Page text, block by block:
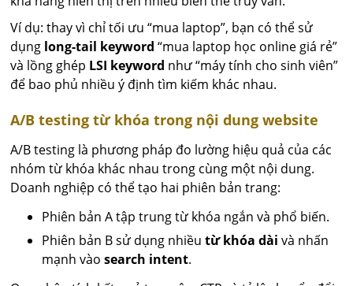
Ví dụ: thay vì chỉ tối ưu “mua laptop”, bạn có thể sử
dụng long-tail keyword “mua laptop học online giá rẻ”
và lồng ghép LSI keyword như “máy tính cho sinh viên”
để bao phủ nhiều ý định tìm kiếm khác nhau.
A/B testing từ khóa trong nội dung website
A/B testing là phương pháp đo lường hiệu quả của các
nhóm từ khóa khác nhau trong cùng một nội dung.
Doanh nghiệp có thể tạo hai phiên bản trang:
Phiên bản A tập trung từ khóa ngắn và phổ biến.
Phiên bản B sử dụng nhiềutừ khóa dài và nhấn
mạnh vàosearch intent.